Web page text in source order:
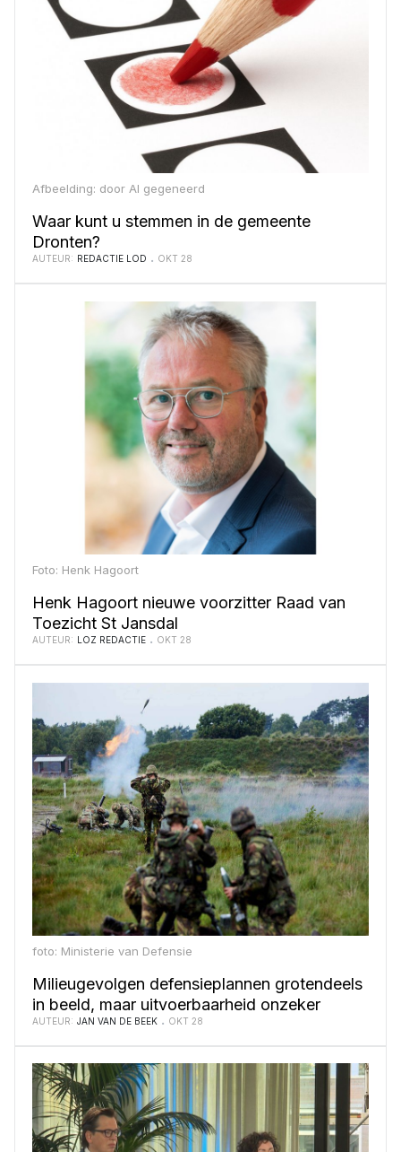
Afbeelding: door AI gegeneerd
Waar kunt u stemmen in de gemeente
Dronten?
AUTEUR: REDACTIE LOD OKT 28
Foto: Henk Hagoort
Henk Hagoort nieuwe voorzitter Raad van
Toezicht St Jansdal
AUTEUR: LOZ REDACTIE OKT 28
foto: Ministerie van Defensie
Milieugevolgen defensieplannen grotendeels
in beeld, maar uitvoerbaarheid onzeker
AUTEUR: JAN VAN DE BEEK OKT 28